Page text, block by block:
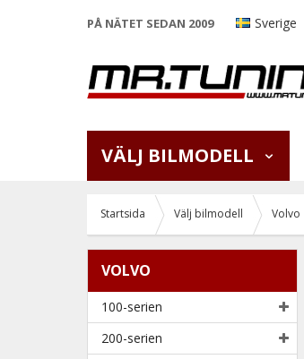
PÅ NÄTET SEDAN 2009 Sverige
VÄLJ BILMODELL
Startsida Välj bilmodell Volvo
VOLVO
100-serien
200-serien